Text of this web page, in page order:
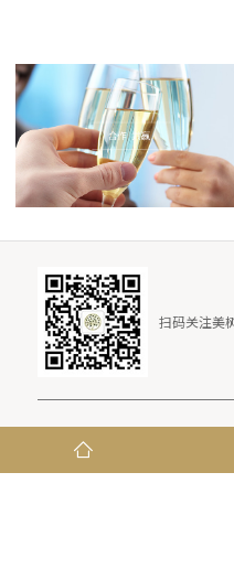
扫码关注美
版权所有©2016
-2026 湖
浙公网安备
